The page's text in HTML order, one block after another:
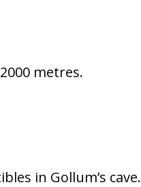
metres.
in Gollum’s cave.